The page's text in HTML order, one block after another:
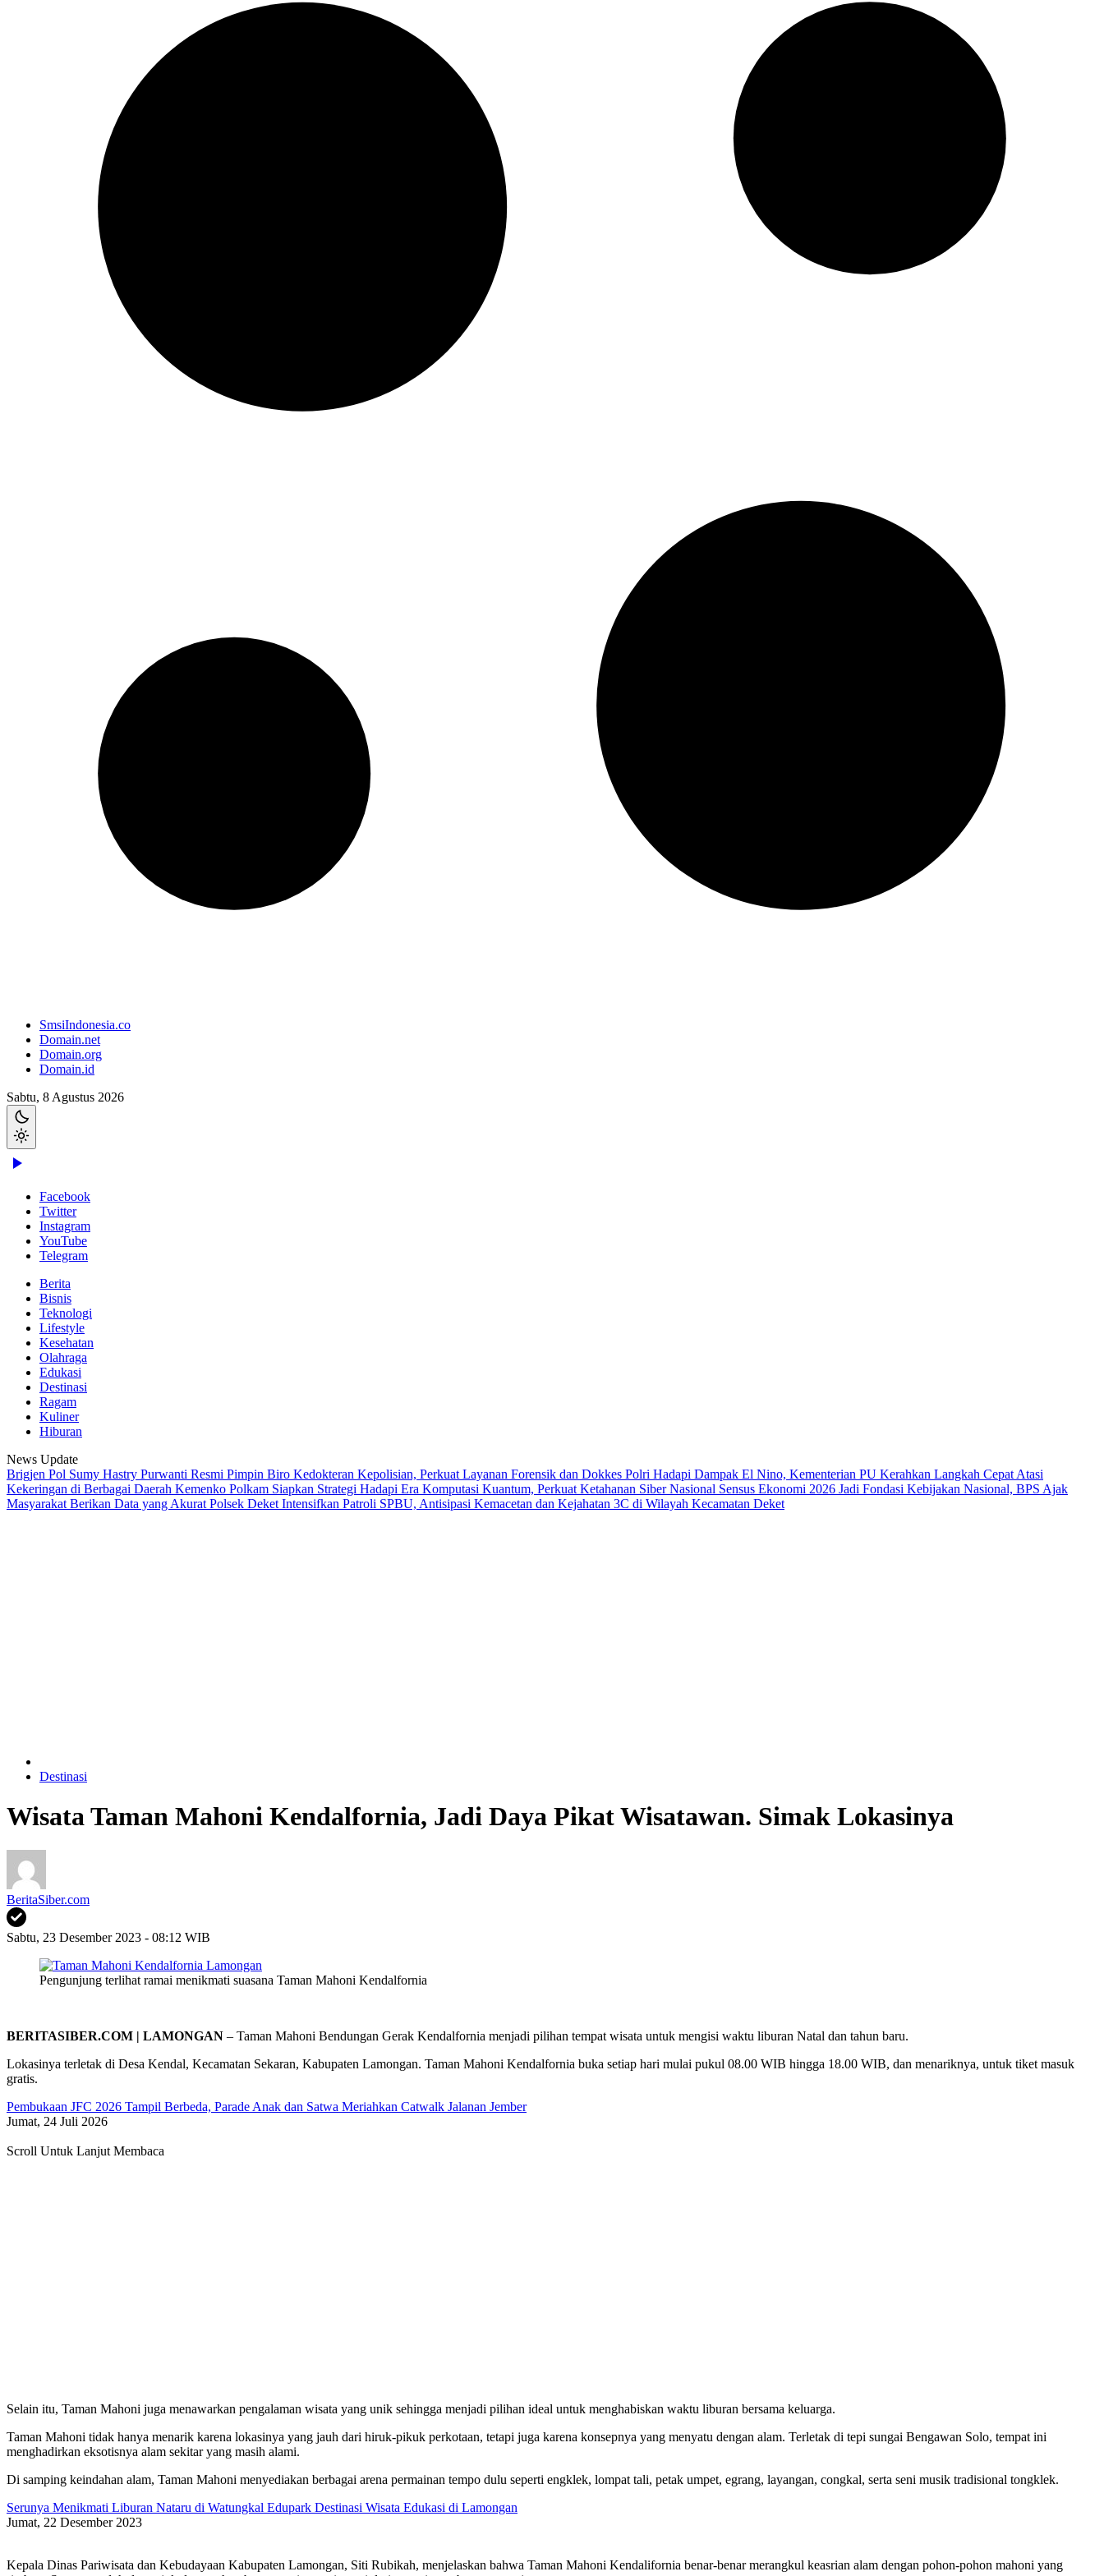
SmsiIndonesia.co
Domain.net
Domain.org
Domain.id
Sabtu, 8 Agustus 2026
Facebook
Twitter
Instagram
YouTube
Telegram
Berita
Bisnis
Teknologi
Lifestyle
Kesehatan
Olahraga
Edukasi
Destinasi
Ragam
Kuliner
Hiburan
News Update
Brigjen Pol Sumy Hastry Purwanti Resmi Pimpin Biro Kedokteran Kepolisian, Perkuat Layanan Forensik dan Dokkes Polri Hadapi Dampak El Nino, Kementerian PU Kerahkan Langkah Cepat Atasi
Kekeringan di Berbagai Daerah Kemenko Polkam Siapkan Strategi Hadapi Era Komputasi Kuantum, Perkuat Ketahanan Siber Nasional Sensus Ekonomi 2026 Jadi Fondasi Kebijakan Nasional, BPS Ajak
Masyarakat Berikan Data yang Akurat Polsek Deket Intensifkan Patroli SPBU, Antisipasi Kemacetan dan Kejahatan 3C di Wilayah Kecamatan Deket
Destinasi
Wisata Taman Mahoni Kendalfornia, Jadi Daya Pikat Wisatawan. Simak Lokasinya
BeritaSiber.com
Sabtu, 23 Desember 2023 - 08:12 WIB
Pengunjung terlihat ramai menikmati suasana Taman Mahoni Kendalfornia
BERITASIBER.COM | LAMONGAN – Taman Mahoni Bendungan Gerak Kendalfornia menjadi pilihan tempat wisata untuk mengisi waktu liburan Natal dan tahun baru.
Lokasinya terletak di Desa Kendal, Kecamatan Sekaran, Kabupaten Lamongan. Taman Mahoni Kendalfornia buka setiap hari mulai pukul 08.00 WIB hingga 18.00 WIB, dan menariknya, untuk tiket masuk
gratis.
Pembukaan JFC 2026 Tampil Berbeda, Parade Anak dan Satwa Meriahkan Catwalk Jalanan Jember
Jumat, 24 Juli 2026
Scroll Untuk Lanjut Membaca
Selain itu, Taman Mahoni juga menawarkan pengalaman wisata yang unik sehingga menjadi pilihan ideal untuk menghabiskan waktu liburan bersama keluarga.
Taman Mahoni tidak hanya menarik karena lokasinya yang jauh dari hiruk-pikuk perkotaan, tetapi juga karena konsepnya yang menyatu dengan alam. Terletak di tepi sungai Bengawan Solo, tempat ini
menghadirkan eksotisnya alam sekitar yang masih alami.
Di samping keindahan alam, Taman Mahoni menyediakan berbagai arena permainan tempo dulu seperti engklek, lompat tali, petak umpet, egrang, layangan, congkal, serta seni musik tradisional tongklek.
Serunya Menikmati Liburan Nataru di Watungkal Edupark Destinasi Wisata Edukasi di Lamongan
Jumat, 22 Desember 2023
Kepala Dinas Pariwisata dan Kebudayaan Kabupaten Lamongan, Siti Rubikah, menjelaskan bahwa Taman Mahoni Kendalifornia benar-benar merangkul keasrian alam dengan pohon-pohon mahoni yang